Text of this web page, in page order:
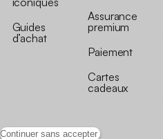
Continuer sans accepter
Guides
d’achat
Assurance
premium
Paiement
Cartes
cadeaux